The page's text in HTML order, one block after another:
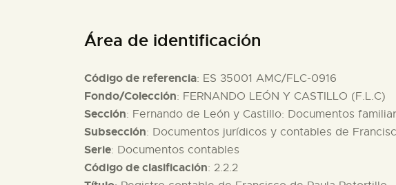
Área de identificación
Código de referencia: ES 35001 AMC/FLC-0916
Fondo/Colección: FERNANDO LEÓN Y CASTILLO (F.L.C)
Sección: Fernando de León y Castillo: Documentos
Subsección: Documentos jurídicos y contables de
Serie: Documentos contables
Código de clasificación: 2.2.2